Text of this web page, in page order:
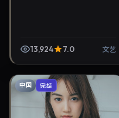
13,924 7.0 文艺
中国 完结